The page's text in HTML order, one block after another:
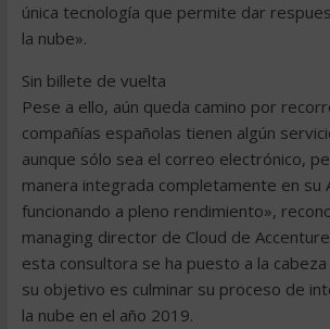
única tecnología que permite dar
la nube».
Sin billete de vuelta
Pese a ello, aún queda camino por
compañías españolas tienen algún
aunque sólo sea el correo electrónico,
manera integrada completamente en su
funcionando a pleno rendimiento»,
managing director de Cloud de
esta consultora se ha puesto a la
su objetivo es culminar su proceso de
la nube en el año 2019.